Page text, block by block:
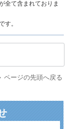
全て含まれておりま
す。
ページの先頭へ戻る